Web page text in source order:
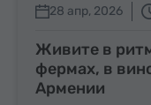
28 апр, 2026
Живите в
фермах, в
Армении